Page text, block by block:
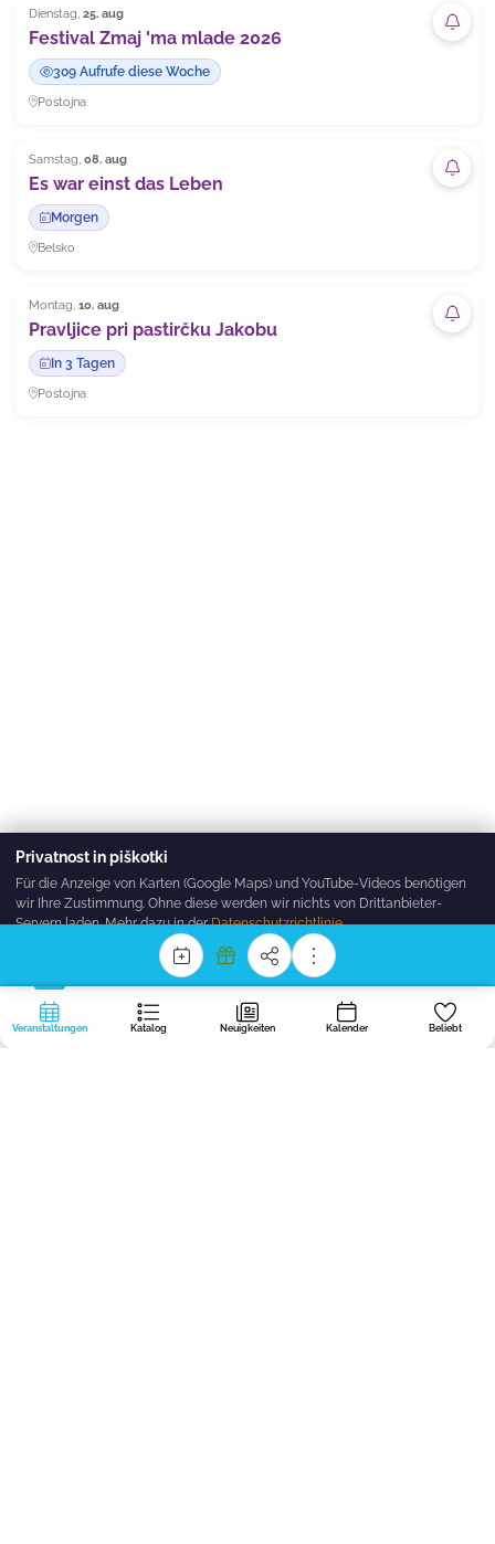
Veranstaltungen Katalog Neuigkeiten Kalender Beliebt
Dienstag, 25. aug
Festival Zmaj 'ma mlade 2026
309 Aufrufe diese Woche
Postojna
Samstag, 08. aug
Es war einst das Leben
Morgen
Belsko
Montag, 10. aug
Pravljice pri pastirčku Jakobu
In 3 Tagen
Postojna
Privatnost in piškotki
Für die Anzeige von Karten (Google Maps) und YouTube-Videos benötigen
wir Ihre Zustimmung. Ohne diese werden wir nichts von Drittanbieter-
Servern laden. Mehr dazu in der Datenschutzrichtlinie
Zavrni